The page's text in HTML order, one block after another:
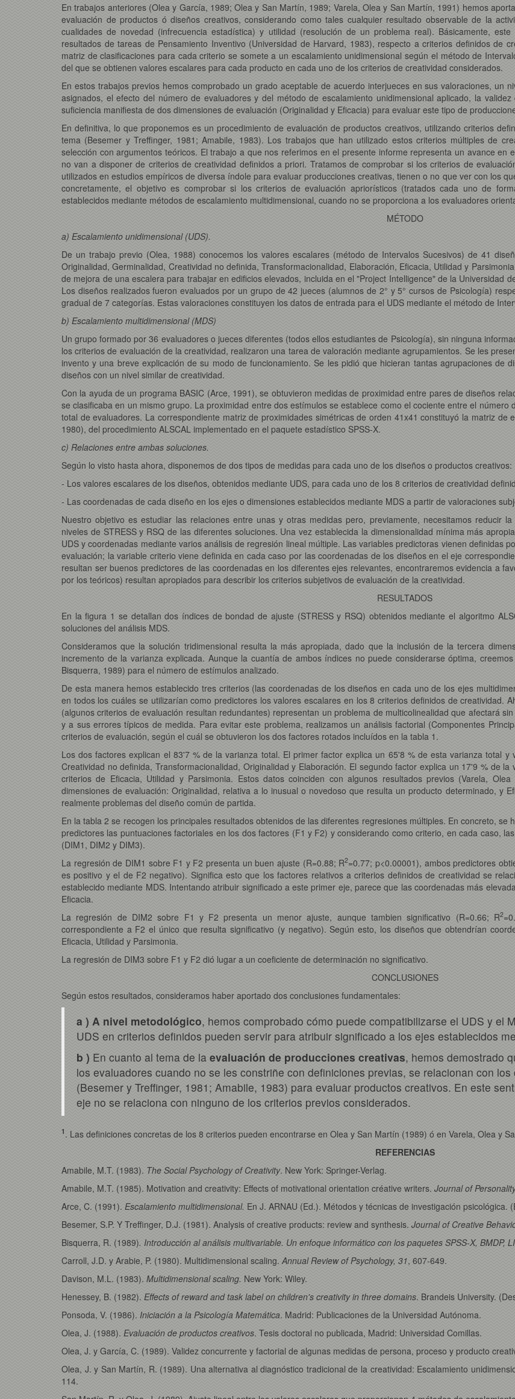
En trabajos anteriores (Olea y García, 1989; Olea y San Martín, 1989; Varela, Olea y San Martín, 1991) hemos
evaluación de productos ó diseños creativos, considerando como tales cualquier resultado observable de la
cualidades de novedad (infrecuencia estadística) y utilidad (resolución de un problema real). Básicamente,
resultados de tareas de Pensamiento Inventivo (Universidad de Harvard, 1983), respecto a criterios definidos de
matriz de clasificaciones para cada criterio se somete a un escalamiento unidimensional según el método de
del que se obtienen valores escalares para cada producto en cada uno de los criterios de creatividad considerados.
En estos trabajos previos hemos comprobado un grado aceptable de acuerdo interjueces en sus valoraciones, un
asignados, el efecto del número de evaluadores y del método de escalamiento unidimensional aplicado, la
suficiencia manifiesta de dos dimensiones de evaluación (Originalidad y Eficacia) para evaluar este tipo de
En definitiva, lo que proponemos es un procedimiento de evaluación de productos creativos, utilizando criterios
tema (Besemer y Treffinger, 1981; Amabile, 1983). Los trabajos que han utilizado estos criterios múltiples de
selección con argumentos teóricos. El trabajo a que nos referimos en el presente informe representa un avance en
no van a disponer de criterios de creatividad definidos a priori. Tratamos de comprobar si los criterios de
utilizados en estudios empíricos de diversa índole para evaluar producciones creativas, tienen o no que ver con los
concretamente, el objetivo es comprobar si los criterios de evaluación apriorísticos (tratados cada uno de
establecidos mediante métodos de escalamiento multidimensional, cuando no se proporciona a los evaluadores
MÉTODO
a) Escalamiento unidimensional (UDS).
De un trabajo previo (Olea, 1988) conocemos los valores escalares (método de Intervalos Sucesivos) de 41
Originalidad, Germinalidad, Creatividad no definida, Transformacionalidad, Elaboración, Eficacia, Utilidad y Parsimonia
de mejora de una escalera para trabajar en edificios elevados, incluida en el "Project Intelligence" de la Universidad
Los diseños realizados fueron evaluados por un grupo de 42 jueces (alumnos de 2° y 5° cursos de Psicología)
gradual de 7 categorías. Estas valoraciones constituyen los datos de entrada para el UDS mediante el método de
b) Escalamiento multidimensional (MDS)
Un grupo formado por 36 evaluadores o jueces diferentes (todos ellos estudiantes de Psicología), sin ninguna
los criterios de evaluación de la creatividad, realizaron una tarea de valoración mediante agrupamientos. Se les
invento y una breve explicación de su modo de funcionamiento. Se les pidió que hicieran tantas agrupaciones de
diseños con un nivel similar de creatividad.
Con la ayuda de un programa BASIC (Arce, 1991), se obtuvieron medidas de proximidad entre pares de diseños
se clasificaba en un mismo grupo. La proximidad entre dos estímulos se establece como el cociente entre el
total de evaluadores. La correspondiente matriz de proximidades simétricas de orden 41x41 constituyó la matriz
1980), del procedimiento ALSCAL implementado en el paquete estadístico SPSS-X.
c) Relaciones entre ambas soluciones.
Según lo visto hasta ahora, disponemos de dos tipos de medidas para cada uno de los diseños o productos creativos:
- Los valores escalares de los diseños, obtenidos mediante UDS, para cada uno de los 8 criterios de creatividad
- Las coordenadas de cada diseño en los ejes o dimensiones establecidos mediante MDS a partir de valoraciones
Nuestro objetivo es estudiar las relaciones entre unas y otras medidas pero, previamente, necesitamos reducir
niveles de STRESS y RSQ de las diferentes soluciones. Una vez establecida la dimensionalidad mínima más
UDS y coordenadas mediante varios análisis de regresión lineal múltiple. Las variables predictoras vienen definidas
evaluación; la variable criterio viene definida en cada caso por las coordenadas de los diseños en el eje
resultan ser buenos predictores de las coordenadas en los diferentes ejes relevantes, encontraremos evidencia a
por los teóricos) resultan apropiados para describir los criterios subjetivos de evaluación de la creatividad.
RESULTADOS
En la figura 1 se detallan dos índices de bondad de ajuste (STRESS y RSQ) obtenidos mediante el algoritmo
soluciones del análisis MDS.
Consideramos que la solución tridimensional resulta la más apropiada, dado que la inclusión de la tercera
incremento de la varianza explicada. Aunque la cuantía de ambos índices no puede considerarse óptima,
Bisquerra, 1989) para el número de estímulos analizado.
De esta manera hemos establecido tres criterios (las coordenadas de los diseños en cada uno de los ejes
en todos los cuáles se utilizarían como predictores los valores escalares en los 8 criterios definidos de creatividad.
(algunos criterios de evaluación resultan redundantes) representan un problema de multicolinealidad que afectará
y a sus errores típicos de medida. Para evitar este problema, realizamos un análisis factorial (Componentes
criterios de evaluación, según el cuál se obtuvieron los dos factores rotados incluídos en la tabla 1.
Los dos factores explican el 83'7 % de la varianza total. El primer factor explica un 65'8 % de esta varianza total
Creatividad no definida, Transformacionalidad, Originalidad y Elaboración. El segundo factor explica un 17'9 % de
criterios de Eficacia, Utilidad y Parsimonia. Estos datos coinciden con algunos resultados previos (Varela,
dimensiones de evaluación: Originalidad, relativa a lo inusual o novedoso que resulta un producto determinado, y
realmente problemas del diseño común de partida.
En la tabla 2 se recogen los principales resultados obtenidos de las diferentes regresiones múltiples. En concreto,
predictores las puntuaciones factoriales en los dos factores (F1 y F2) y considerando como criterio, en cada caso,
(DIM1, DIM2 y DIM3).
La regresión de DIM1 sobre F1 y F2 presenta un buen ajuste (R=0.88; R2=0.77; p<0.00001), ambos predictores
es positivo y el de F2 negativo). Significa esto que los factores relativos a criterios definidos de creatividad se
establecido mediante MDS. Intentando atribuir significado a este primer eje, parece que las coordenadas más
Eficacia.
La regresión de DIM2 sobre F1 y F2 presenta un menor ajuste, aunque tambien significativo (R=0.66; R2
correspondiente a F2 el único que resulta significativo (y negativo). Según esto, los diseños que obtendrían
Eficacia, Utilidad y Parsimonia.
La regresión de DIM3 sobre F1 y F2 dió lugar a un coeficiente de determinación no significativo.
CONCLUSIONES
Según estos resultados, consideramos haber aportado dos conclusiones fundamentales:
a ) A nivel metodológico, hemos comprobado cómo puede compatibilizarse el UDS y el
UDS en criterios definidos pueden servir para atribuir significado a los ejes establecidos
b ) En cuanto al tema de la evaluación de producciones creativas, hemos demostrado
los evaluadores cuando no se les constriñe con definiciones previas, se relacionan con
(Besemer y Treffinger, 1981; Amabile, 1983) para evaluar productos creativos. En este
eje no se relaciona con ninguno de los criterios previos considerados.
1 . Las definiciones concretas de los 8 criterios pueden encontrarse en Olea y San Martín (1989) ó en Varela, Olea y
REFERENCIAS
Amabile, M.T. (1983). The Social Psychology of Creativity. New York: Springer-Verlag.
Amabile, M.T. (1985). Motivation and creativity: Effects of motivational orientation créative writers. Journal of
Arce, C. (1991). Escalamiento multidimensional. En J. ARNAU (Ed.). Métodos y técnicas de investigación psicológica.
Besemer, S.P. Y Treffinger, D.J. (1981). Analysis of creative products: review and synthesis. Journal of Creative
Bisquerra, R. (1989). Introducción al análisis multivariable. Un enfoque informático con los paquetes SPSS-X, BMDP,
Carroll, J.D. y Arabie, P. (1980). Multidimensional scaling. Annual Review of Psychology, 31, 607-649.
Davison, M.L. (1983). Multidimensional scaling. New York: Wiley.
Henessey, B. (1982). Effects of reward and task label on children's creativity in three domains. Brandeis University.
Ponsoda, V. (1986). Iniciación a la Psicología Matemática. Madrid: Publicaciones de la Universidad Autónoma.
Olea, J. (1988). Evaluación de productos creativos. Tesis doctoral no publicada, Madrid: Universidad Comillas.
Olea, J. y García, C. (1989). Validez concurrente y factorial de algunas medidas de persona, proceso y producto
Olea, J. y San Martín, R. (1989). Una alternativa al diagnóstico tradicional de la creatividad: Escalamiento
114.